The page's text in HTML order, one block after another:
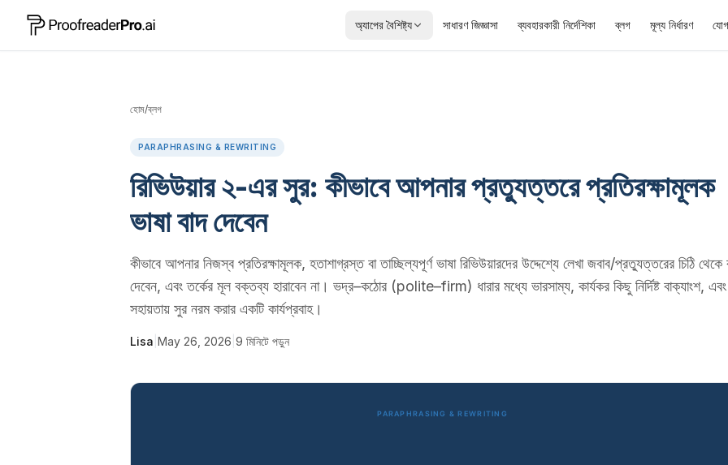
অ্যাপের বৈশিষ্ট্য সাধারণ জিজ্ঞাসা ব্যবহারকারী নির্দেশিকা ব্লগ মূল্য নির্ধারণ
হোম/ব্লগ
PARAPHRASING & REWRITING
রিভিউয়ার ২-এর সুর: কীভাবে আপনার প্রত্যুত্তরে প্রতিরক্ষামূলক
ভাষা বাদ দেবেন
কীভাবে আপনার নিজস্ব প্রতিরক্ষামূলক, হতাশাগ্রস্ত বা তাচ্ছিল্যপূর্ণ ভাষা রিভিউয়ারদের উদ্দেশ্যে লেখা জবাব/প্রত্যুত্তরের চিঠি থেকে
দেবেন, এবং তর্কের মূল বক্তব্য হারাবেন না। ভদ্র–কঠোর (polite–firm) ধারার মধ্যে ভারসাম্য, কার্যকর কিছু নির্দিষ্ট বাক্যাংশ,
সহায়তায় সুর নরম করার একটি কার্যপ্রবাহ।
Lisa May 26, 2026 9 মিনিটে পড়ুন